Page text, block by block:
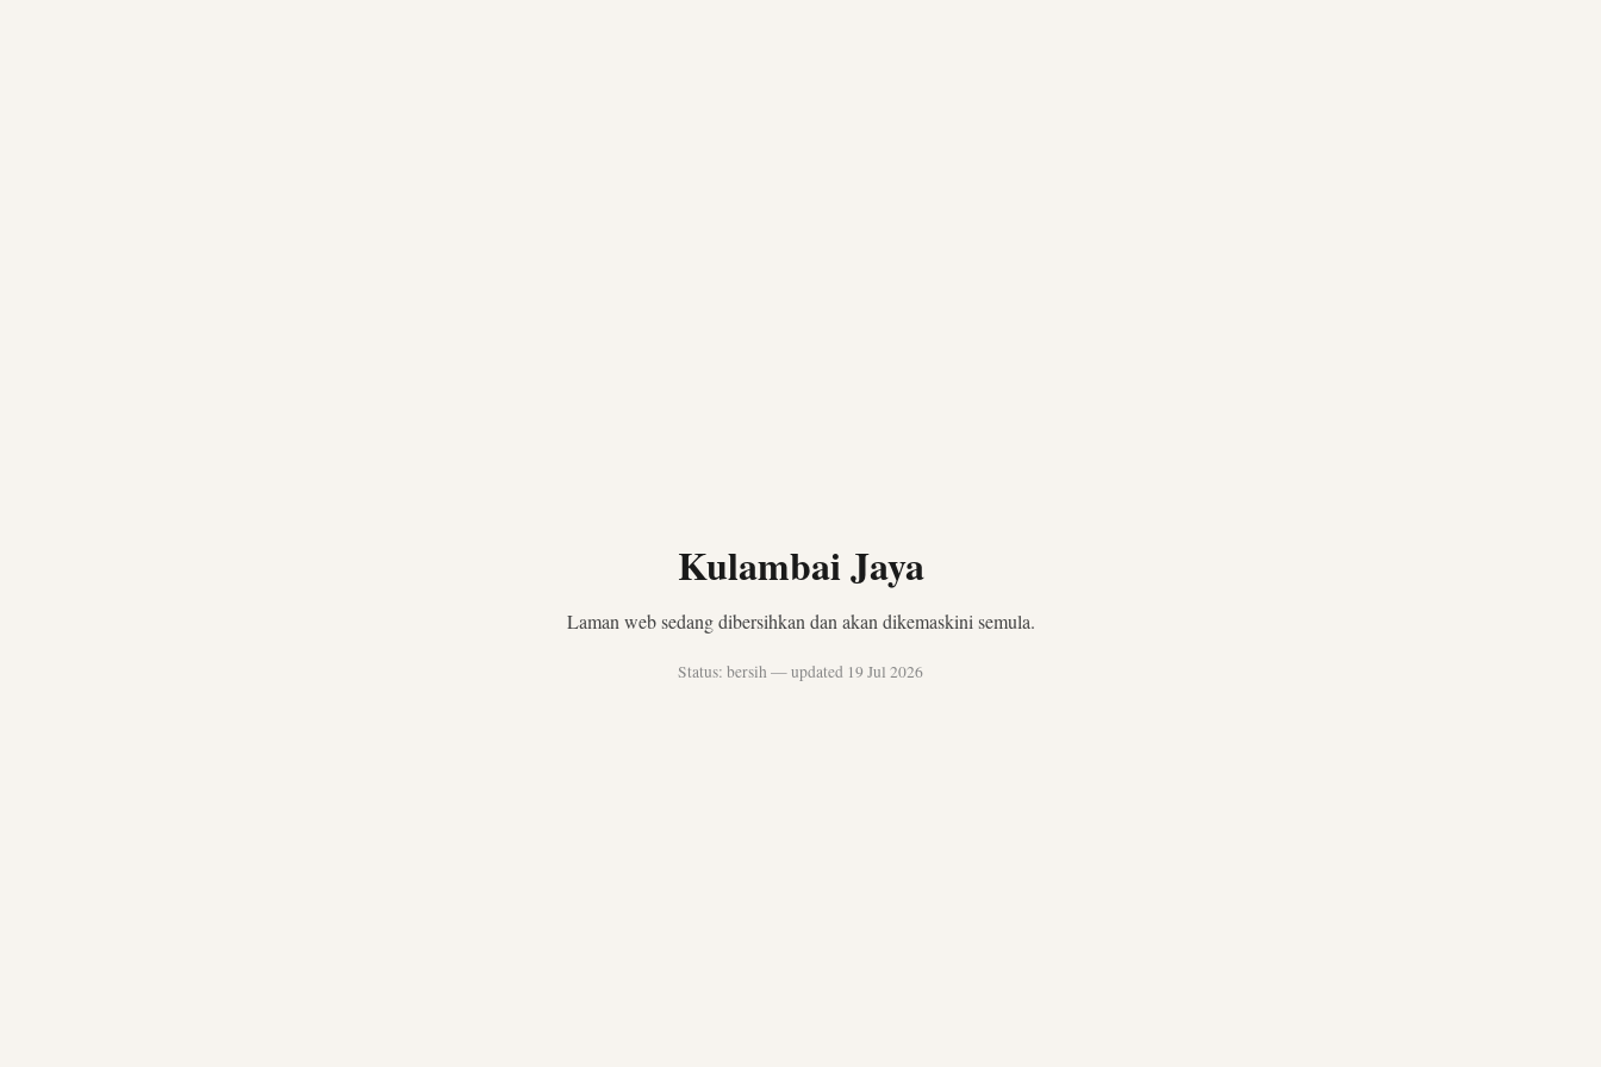
Kulambai Jaya
Laman web sedang dibersihkan dan akan dikemaskini semula.
Status: bersih — updated 19 Jul 2026